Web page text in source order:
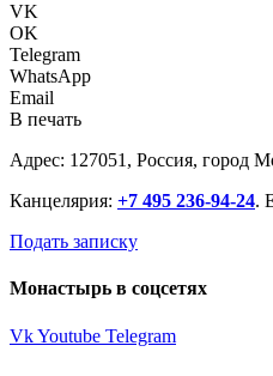
VK
OK
Telegram
WhatsApp
Email
В печать
Адрес: 127051, Россия, город
Канцелярия: +7 495 236-94-24.
Подать записку
Монастырь в соцсетях
VkYoutube Telegram